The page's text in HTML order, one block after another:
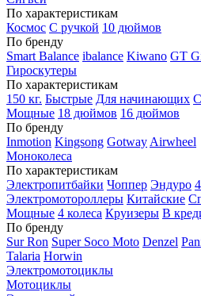
По характеристикам
Космос С ручкой 10 дюймов
По бренду
Smart Balance ibalance Kiwano GT
Гироскутеры
По характеристикам
150 кг. Быстрые Для начинающих
Мощные 18 дюймов 16 дюймов
По бренду
Inmotion Kingsong Gotway Airwheel
Моноколеса
По характеристикам
Электропитбайки Чоппер Эндуро
Электромотороллеры Китайские
Мощные 4 колеса Круизеры В
По бренду
Sur Ron Super Soco Moto Denzel
Talaria Horwin
Электромотоциклы
Мотоциклы